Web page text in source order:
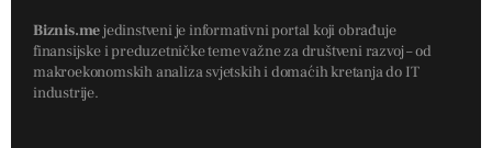
Biznis.mejedinstveni je informativni portal koji obrađuje
finansijske i preduzetničke teme važne za društveni razvoj – od
makroekonomskih analiza svjetskih i domaćih kretanja do IT
industrije.